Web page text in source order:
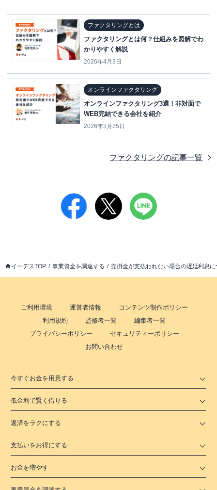
ファクタリングとは
ファクタリングとは何？仕組みを図解でわ
かりやすく解説
2026年4月3日
オンラインファクタリング
オンラインファクタリング3選！非対面で
WEB完結できる会社を紹介
2026年3月25日
ファクタリングの記事一覧
イーデスTOP 事業資金を調達する 売掛金が支払われない場合の遅延利息
ご利用環境 運営者情報
コンテンツ制作ポリシー
利用規約
監修者一覧
編集者一覧
プライバシーポリシー
セキュリティーポリシー
お問い合わせ
今すぐお金を用意する
低金利で賢く借りる
返済をラクにする
支払いをお得にする
お金を増やす